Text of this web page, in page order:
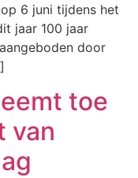
6 juni tijdens het
jaar 100 jaar
door
toe
van